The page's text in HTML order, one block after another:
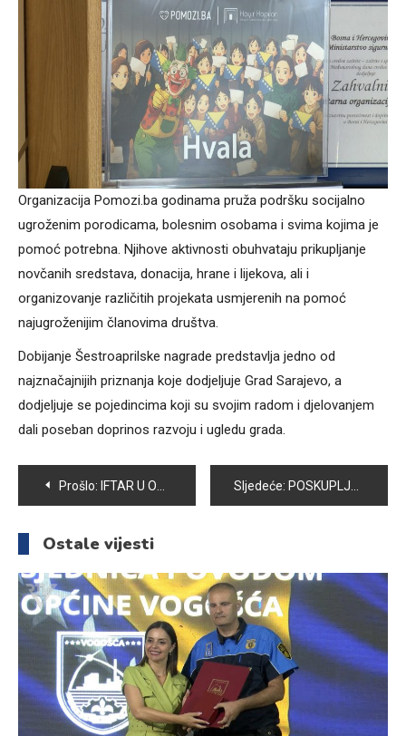
Organizacija Pomozi.ba godinama pruža podršku socijalno
ugroženim porodicama, bolesnim osobama i svima kojima je
pomoć potrebna. Njihove aktivnosti obuhvataju prikupljanje
novčanih sredstava, donacija, hrane i lijekova, ali i
organizovanje različitih projekata usmjerenih na pomoć
najugroženijim članovima društva.
Dobijanje Šestroaprilske nagrade predstavlja jedno od
najznačajnijih priznanja koje dodjeljuje Grad Sarajevo, a
dodjeljuje se pojedincima koji su svojim radom i djelovanjem
dali poseban doprinos razvoju i ugledu grada.
Navigacija
članaka
Prošlo: IFTAR U ORGANIZACIJI PLANINARSKOG DRUŠTVA „PLANINAR“ Sljedeće: POSKUPLJENJA NA PIJACI: ZA ISTI NOVAC DANAS MNOGO MANJE NAMIRNICA
Ostale vijesti